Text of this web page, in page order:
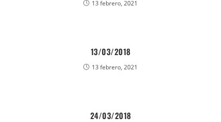
13 febrero, 2021
13/03/2018
13 febrero, 2021
24/03/2018